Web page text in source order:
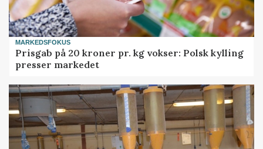
MARKEDSFOKUS
Prisgab på 20 kroner pr. kg vokser: Polsk kylling
presser markedet